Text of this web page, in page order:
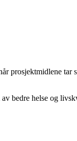
prosjektmidlene tar
bedre helse og